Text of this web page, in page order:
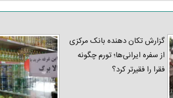
گزارش تکان‌ دهنده بانک مرکزی
از سفره ایرانی‌ها؛ تورم چگونه
فقرا را فقیرتر کرد؟